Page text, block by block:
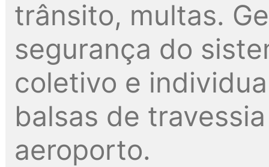
trânsito, multas.
segurança do
coletivo e
balsas de
aeroporto.